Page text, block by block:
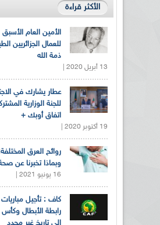
الأكثر قراءة
الأمين العام الأسبق
للعمال الجزائريين
ذمة الله
13 أبريل 2020 |
للجنة الوزارية
اتفاق أوبك +
19 أكتوبر 2020 |
روائح العرق
وبماذا تخبرنا عن
16 يونيو 2021 |
كاف : تأجيل
رابطة الأبطال وكأس
الى تاريخ غير محدد